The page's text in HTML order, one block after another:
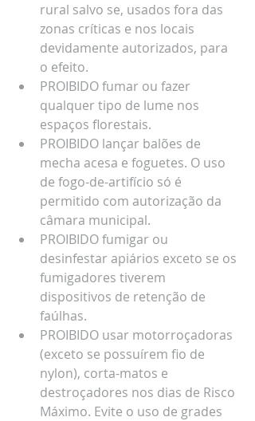
rural salvo se, usados fora das
zonas críticas e nos locais
devidamente autorizados, para
o efeito.
PROIBIDO fumar ou fazer
qualquer tipo de lume nos
espaços florestais.
PROIBIDO lançar balões de
mecha acesa e foguetes. O uso
de fogo-de-artifício só é
permitido com autorização da
câmara municipal.
PROIBIDO fumigar ou
desinfestar apiários exceto se os
fumigadores tiverem
dispositivos de retenção de
faúlhas.
PROIBIDO usar motorroçadoras
(exceto se possuírem fio de
nylon), corta-matos e
destroçadores nos dias de Risco
Máximo. Evite o uso de grades